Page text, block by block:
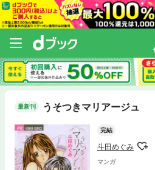
最新刊 うそつきマリアージュ
完結
斗田めぐみ
マンガ